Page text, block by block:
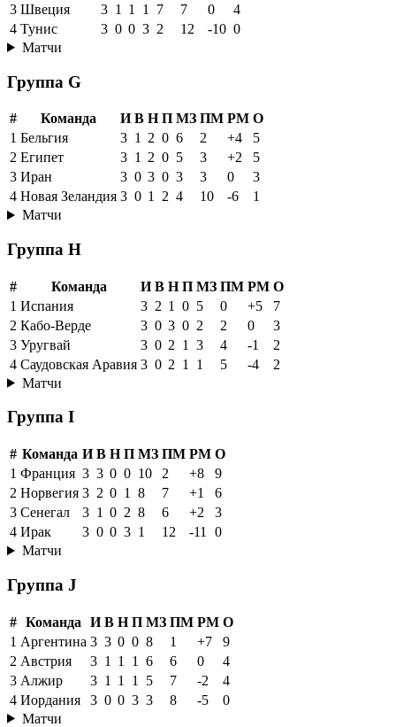
3 Швеция 3 1 1 1 7 7 0
4
4 Тунис 3 0 0 3 2 12 -10 0
Матчи
Группа G
# Команда И В Н П МЗ ПМ РМ О
1 Бельгия 3 1 2 0 6 2 +4
5
2 Египет 3 1 2 0 5 3 +2
5
3 Иран 3 0 3 0 3 3 0
3
4 Новая Зеландия 3 0 1 2 4 10 -6
1
Матчи
Группа H
# Команда И В Н П МЗ ПМ РМ О
1 Испания 3 2 1 0 5 0 +5
7
2 Кабо-Верде 3 0 3 0 2 2 0
3
3 Уругвай 3 0 2 1 3 4 -1
2
4 Саудовская Аравия 3 0 2 1 1 5 -4
2
Матчи
Группа I
# Команда И В Н П МЗ ПМ РМ О
1 Франция 3 3 0 0 10 2 +8
9
2 Норвегия 3 2 0 1 8 7 +1
6
3 Сенегал 3 1 0 2 8 6 +2
3
4 Ирак 3 0 0 3 1 12 -11
0
Матчи
Группа J
# Команда И В Н П МЗ ПМ РМ О
1 Аргентина 3 3 0 0 8 1 +7
9
2 Австрия 3 1 1 1 6 6 0
4
3 Алжир 3 1 1 1 5 7 -2
4
4 Иордания 3 0 0 3 3 8 -5
0
Матчи